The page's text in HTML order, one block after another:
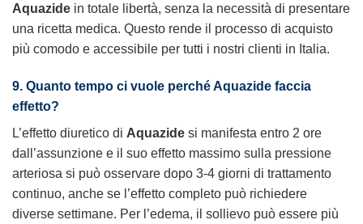
Aquazide in totale libertà, senza la necessità di presentare
una ricetta medica. Questo rende il processo di acquisto
più comodo e accessibile per tutti i nostri clienti in Italia.
9. Quanto tempo ci vuole perché Aquazide faccia
effetto?
L’effetto diuretico di Aquazide si manifesta entro 2 ore
dall’assunzione e il suo effetto massimo sulla pressione
arteriosa si può osservare dopo 3-4 giorni di trattamento
continuo, anche se l’effetto completo può richiedere
diverse settimane. Per l’edema, il sollievo può essere più